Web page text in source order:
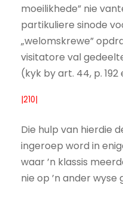
moeilikhede” nie
partikuliere sinode
„welomskrewe”
visitatore val
(kyk by art. 44, p. 192
|210|
Die hulp van hierdie
ingeroep word in
waar ’n klassis
nie op ’n ander wyse